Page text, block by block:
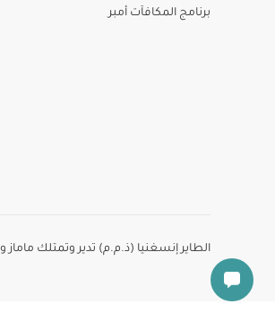
برنامج المكافآت أمبر
الطاير إنسغنيا (ذ.م.م) تدير وتمتلك ماماز